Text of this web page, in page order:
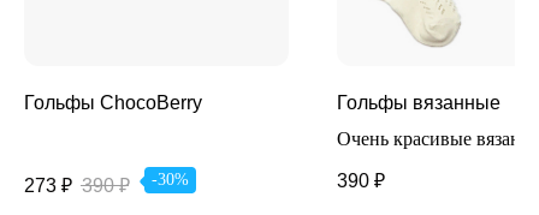
Гольфы ChocoBerry
273 ₽ 390 ₽ -30%
Гольфы вязанные
Очень красивые
аксессуар, который
390 ₽